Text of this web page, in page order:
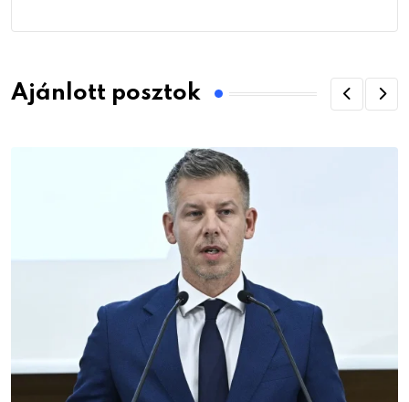
Ajánlott posztok